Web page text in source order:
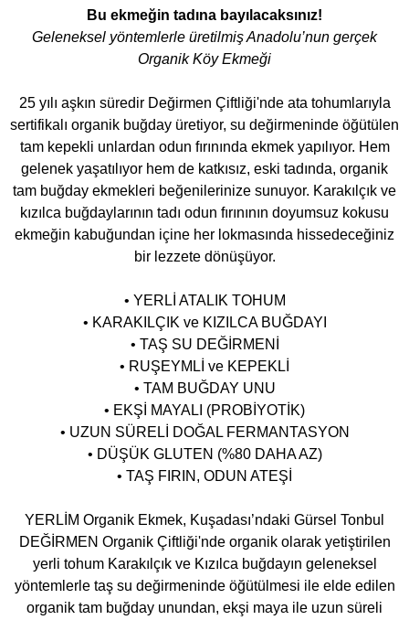
Bu ekmeğin tadına bayılacaksınız!
Geleneksel yöntemlerle üretilmiş Anadolu’nun gerçek
Organik Köy Ekmeği
25 yılı aşkın süredir Değirmen Çiftliği'nde ata tohumlarıyla
sertifikalı organik buğday üretiyor, su değirmeninde öğütülen
tam kepekli unlardan odun fırınında ekmek yapılıyor. Hem
gelenek yaşatılıyor hem de katkısız, eski tadında, organik
tam buğday ekmekleri beğenilerinize sunuyor. Karakılçık ve
kızılca buğdaylarının tadı odun fırınının doyumsuz kokusu
ekmeğin kabuğundan içine her lokmasında hissedeceğiniz
bir lezzete dönüşüyor.
• YERLİ ATALIK TOHUM
• KARAKILÇIK ve KIZILCA BUĞDAYI
• TAŞ SU DEĞİRMENİ
• RUŞEYMLİ ve KEPEKLİ
• TAM BUĞDAY UNU
• EKŞİ MAYALI (PROBİYOTİK)
• UZUN SÜRELİ DOĞAL FERMANTASYON
• DÜŞÜK GLUTEN (%80 DAHA AZ)
• TAŞ FIRIN, ODUN ATEŞİ
YERLİM Organik Ekmek, Kuşadası’ndaki Gürsel Tonbul
DEĞİRMEN Organik Çiftliği'nde organik olarak yetiştirilen
yerli tohum Karakılçık ve Kızılca buğdayın geleneksel
yöntemlerle taş su değirmeninde öğütülmesi ile elde edilen
organik tam buğday unundan, ekşi maya ile uzun süreli